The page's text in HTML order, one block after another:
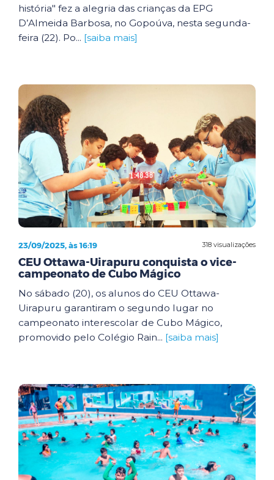
história" fez a alegria das crianças da EPG
D’Almeida Barbosa, no Gopoúva, nesta segunda-
feira (22). Po... [saiba mais]
318 visualizações
23/09/2025, às 16:19
CEU Ottawa-Uirapuru conquista o vice-
campeonato de Cubo Mágico
No sábado (20), os alunos do CEU Ottawa-
Uirapuru garantiram o segundo lugar no
campeonato interescolar de Cubo Mágico,
promovido pelo Colégio Rain... [saiba mais]